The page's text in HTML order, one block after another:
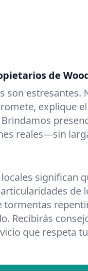
de
son estresantes.
explique
reales—sin
significan
de
tormentas
Recibirás
que respeta